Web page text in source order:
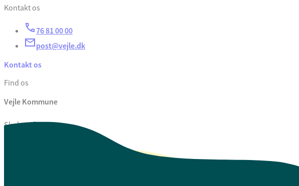
Kontakt os
76 81 00 00
post@vejle.dk
Kontakt os
Find os
Vejle Kommune
Skolegade 1